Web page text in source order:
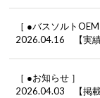
［ ●バスソルトOEM
2026.04.16 【実績
［ ●お知らせ ］
2026.04.03 【掲載